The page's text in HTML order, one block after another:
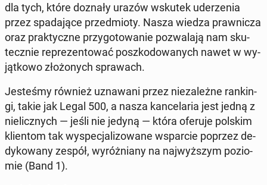
dla tych, które doznały urazów wskutek ude­rze­nia
przez spa­da­ją­ce przed­mio­ty. Nasza wiedza praw­ni­cza
oraz prak­tycz­ne przy­go­to­wa­nie po­zwa­la­ją nam sku­
tecz­nie re­pre­zen­to­wać po­szko­do­wa­nych nawet w wy­
jąt­ko­wo zło­żo­nych spra­wach.
Je­ste­śmy również uzna­wa­ni przez nie­za­leż­ne ran­kin­
gi, takie jak Legal 500, a nasza kan­ce­la­ria jest jedną z
nie­licz­nych — jeśli nie jedyną — która oferuje polskim
klien­tom tak wy­spe­cja­li­zo­wa­ne wspar­cie poprzez de­
dy­ko­wa­ny zespół, wy­róż­nia­ny na naj­wyż­szym po­zio­
mie (Band 1).